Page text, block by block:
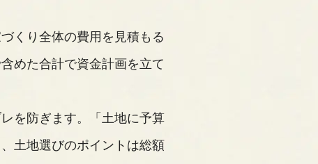
くり全体の費用を見積もる
めた合計で資金計画を立て
を防ぎます。「土地に予算
土地選びのポイントは総額